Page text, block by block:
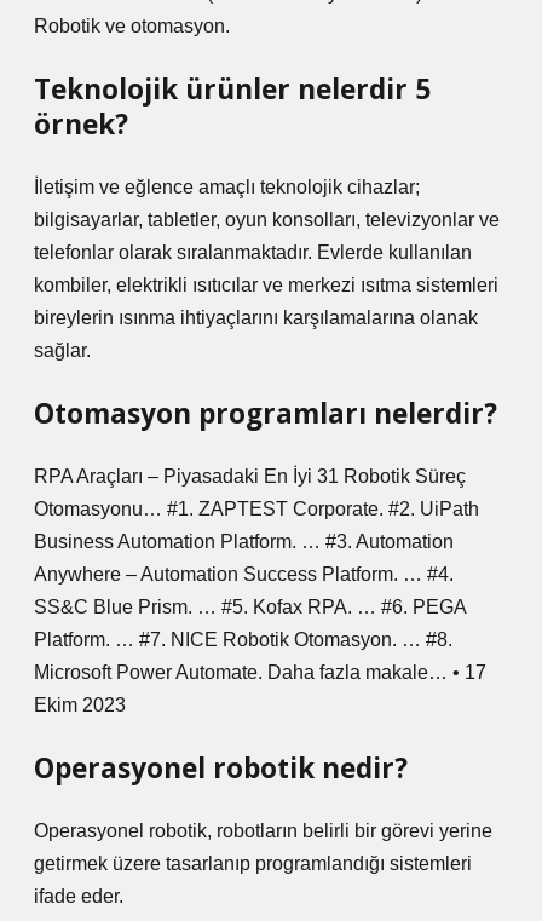
Robotik ve otomasyon.
Teknolojik ürünler nelerdir 5
örnek?
İletişim ve eğlence amaçlı teknolojik cihazlar;
bilgisayarlar, tabletler, oyun konsolları, televizyonlar ve
telefonlar olarak sıralanmaktadır. Evlerde kullanılan
kombiler, elektrikli ısıtıcılar ve merkezi ısıtma sistemleri
bireylerin ısınma ihtiyaçlarını karşılamalarına olanak
sağlar.
Otomasyon programları nelerdir?
RPA Araçları – Piyasadaki En İyi 31 Robotik Süreç
Otomasyonu… #1. ZAPTEST Corporate. #2. UiPath
Business Automation Platform. … #3. Automation
Anywhere – Automation Success Platform. … #4.
SS&C Blue Prism. … #5. Kofax RPA. … #6. PEGA
Platform. … #7. NICE Robotik Otomasyon. … #8.
Microsoft Power Automate. Daha fazla makale… • 17
Ekim 2023
Operasyonel robotik nedir?
Operasyonel robotik, robotların belirli bir görevi yerine
getirmek üzere tasarlanıp programlandığı sistemleri
ifade eder.